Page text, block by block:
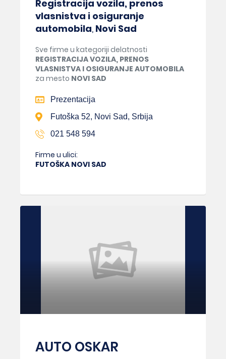
Registracija vozila, prenos
vlasnistva i osiguranje
automobila, Novi Sad
Sve firme u kategoriji delatnosti
REGISTRACIJA VOZILA, PRENOS
VLASNISTVA I OSIGURANJE AUTOMOBILA
za mesto NOVI SAD
Prezentacija
Futoška 52, Novi Sad, Srbija
021 548 594
Firme u ulici:
FUTOŠKA NOVI SAD
AUTO OSKAR